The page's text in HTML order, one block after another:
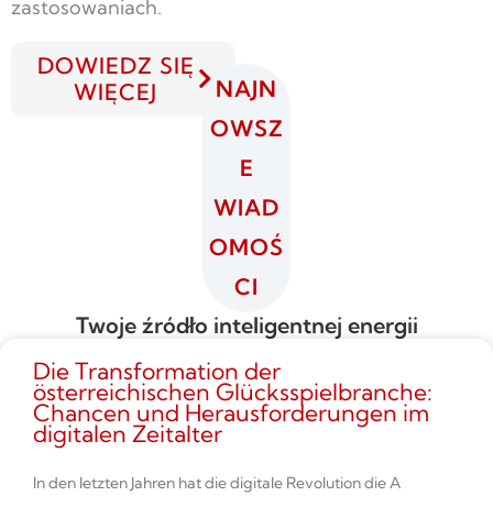
zastosowaniach.
DOWIEDZ SIĘ
WIĘCEJ
NAJN
OWSZ
E
WIAD
OMOŚ
CI
Twoje źródło inteligentnej energii
Die Transformation der
österreichischen Glücksspielbranche:
Chancen und Herausforderungen im
digitalen Zeitalter
In den letzten Jahren hat die digitale Revolution die A